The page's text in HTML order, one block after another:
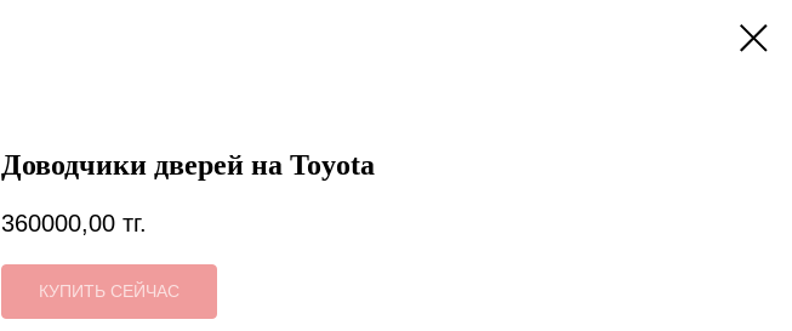
Доводчики дверей на Toyota
360000,00 тг.
КУПИТЬ СЕЙЧАС